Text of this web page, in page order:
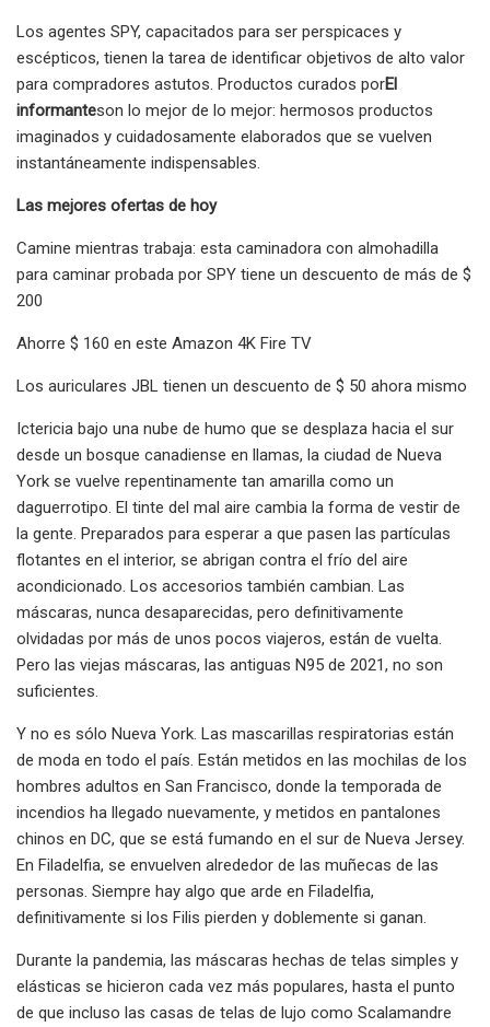
Los agentes SPY, capacitados para ser perspicaces y
escépticos, tienen la tarea de identificar objetivos de alto valor
para compradores astutos. Productos curados porEl
informanteson lo mejor de lo mejor: hermosos productos
imaginados y cuidadosamente elaborados que se vuelven
instantáneamente indispensables.
Las mejores ofertas de hoy
Camine mientras trabaja: esta caminadora con almohadilla
para caminar probada por SPY tiene un descuento de más de $
200
Ahorre $ 160 en este Amazon 4K Fire TV
Los auriculares JBL tienen un descuento de $ 50 ahora mismo
Ictericia bajo una nube de humo que se desplaza hacia el sur
desde un bosque canadiense en llamas, la ciudad de Nueva
York se vuelve repentinamente tan amarilla como un
daguerrotipo. El tinte del mal aire cambia la forma de vestir de
la gente. Preparados para esperar a que pasen las partículas
flotantes en el interior, se abrigan contra el frío del aire
acondicionado. Los accesorios también cambian. Las
máscaras, nunca desaparecidas, pero definitivamente
olvidadas por más de unos pocos viajeros, están de vuelta.
Pero las viejas máscaras, las antiguas N95 de 2021, no son
suficientes.
Y no es sólo Nueva York. Las mascarillas respiratorias están
de moda en todo el país. Están metidos en las mochilas de los
hombres adultos en San Francisco, donde la temporada de
incendios ha llegado nuevamente, y metidos en pantalones
chinos en DC, que se está fumando en el sur de Nueva Jersey.
En Filadelfia, se envuelven alrededor de las muñecas de las
personas. Siempre hay algo que arde en Filadelfia,
definitivamente si los Filis pierden y doblemente si ganan.
Durante la pandemia, las máscaras hechas de telas simples y
elásticas se hicieron cada vez más populares, hasta el punto
de que incluso las casas de telas de lujo como Scalamandre